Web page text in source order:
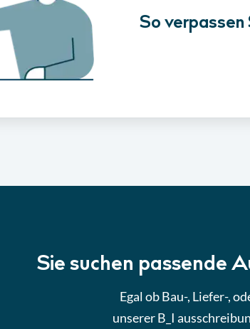
So verpassen
Sie suchen passende
Egal ob Bau-, Liefer-,
unserer B_I